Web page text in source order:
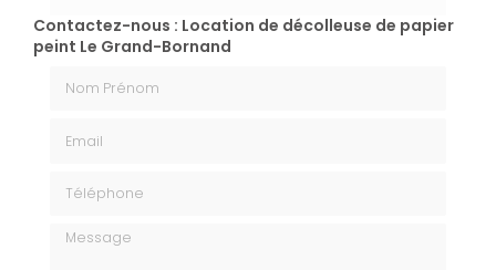
Contactez-nous : Location de décolleuse de papier
peint Le Grand-Bornand
Message